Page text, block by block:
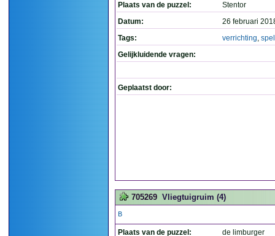
Plaats van de puzzel:
Stentor
Datum:
26 februari
Tags:
verrichting,
Gelijkluidende vragen:
Geplaatst door:
705269 Vliegtuigruim (4)
B
Plaats van de puzzel:
de limburger